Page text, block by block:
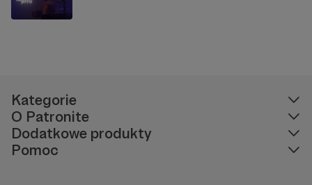
Kategorie
O Patronite
Dodatkowe produkty
Pomoc